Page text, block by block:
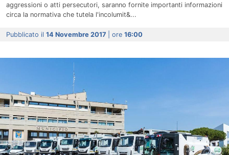
aggressioni o atti persecutori, saranno fornite importanti informazioni
circa la normativa che tutela l'incolumit&...
Pubblicato il 14 Novembre 2017 | ore 16:00